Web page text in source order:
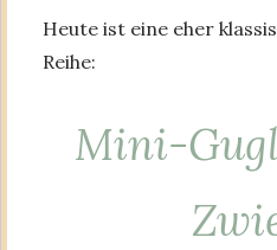
Heute ist eine eher
Reihe:
Mini-